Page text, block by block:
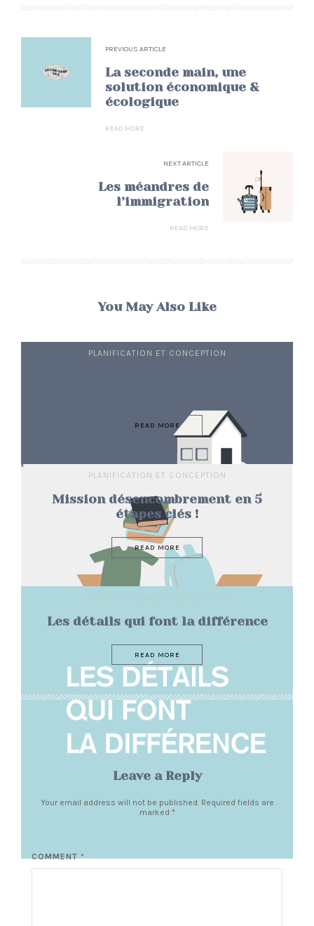
PREVIOUS ARTICLE
La seconde main, une
solution économique &
écologique
READ MORE
NEXT ARTICLE
Les méandres de
l’immigration
READ MORE
You May Also Like
PLANIFICATION ET CONCEPTION
READ MORE
PLANIFICATION ET CONCEPTION
Mission désencombrement en 5
étapes clés !
READ MORE
PLANIFICATION ET CONCEPTION
Les détails qui font la différence
READ MORE
Leave a Reply
Your email address will not be published. Required fields are
marked *
COMMENT *